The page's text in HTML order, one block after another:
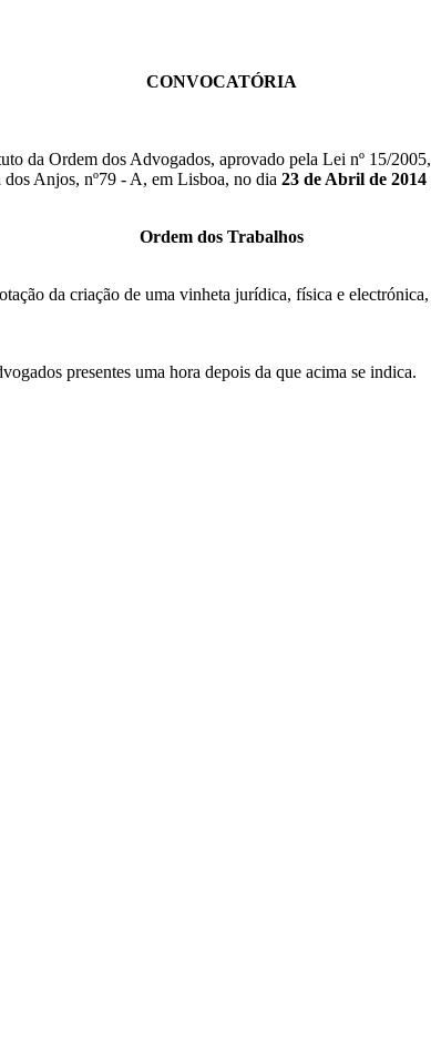
CONVOCATÓRIA
da Ordem dos Advogados, aprovado pela Lei nº 15/
Anjos, nº79 - A, em Lisboa, no dia 23 de Abril de 2014
Ordem dos Trabalhos
da criação de uma vinheta jurídica, física e
presentes uma hora depois da que acima se indica.